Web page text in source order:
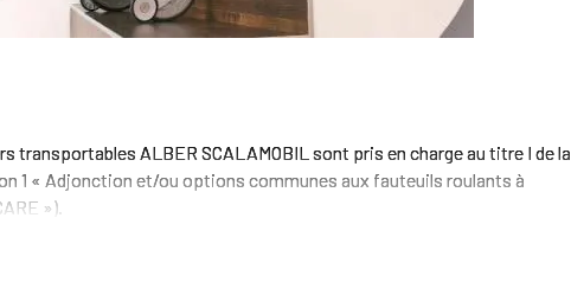
transportables ALBER SCALAMOBIL sont pris en charge au titre I de la
1 « Adjonction et/ou options communes aux fauteuils roulants à
»).